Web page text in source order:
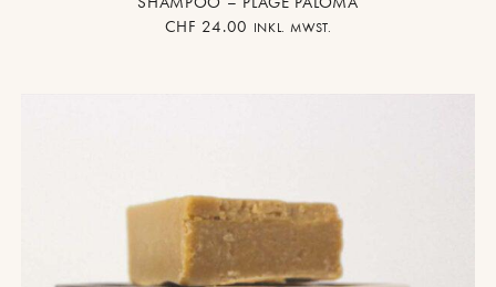
CHF 24.00 INKL. MWST.